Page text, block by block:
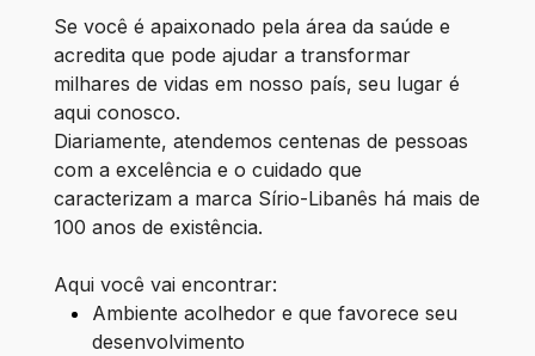
Se você é apaixonado pela área da saúde e
acredita que pode ajudar a transformar
milhares de vidas em nosso país, seu lugar é
aqui conosco.
Diariamente, atendemos centenas de pessoas
com a excelência e o cuidado que
caracterizam a marca Sírio-Libanês há mais de
100 anos de existência.
Aqui você vai encontrar:
Ambiente acolhedor e que favorece seu
desenvolvimento